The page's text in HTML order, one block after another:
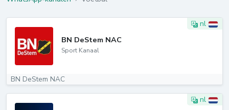
nl
BN DeStem NAC
Sport Kanaal
BN DeStem NAC
nl